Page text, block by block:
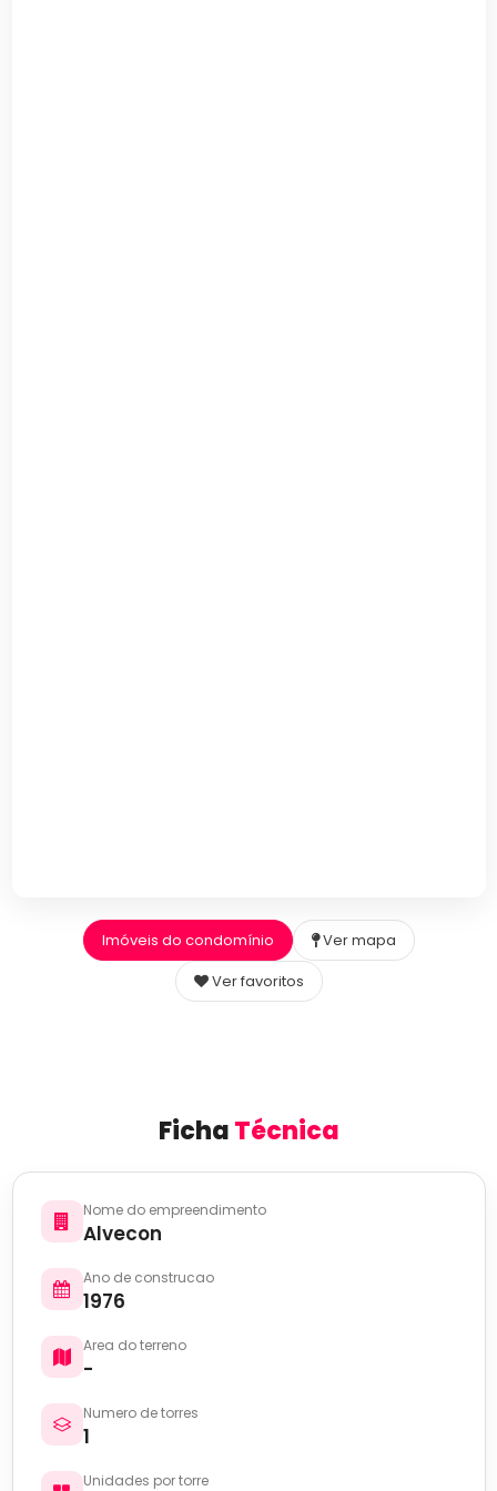
Imóveis do condomínio
Ver mapa
Ver favoritos
FichaTécnica
Nome do empreendimento
Alvecon
Ano de construcao
1976
Area do terreno
-
Numero de torres
1
Unidades por torre